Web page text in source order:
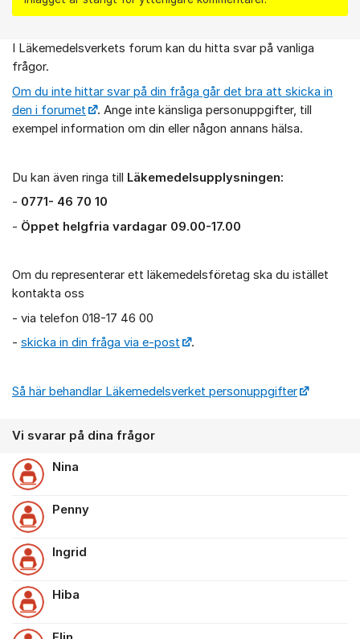
Om forumet
I Läkemedelsverkets forum kan du hitta svar på vanliga
frågor.
Om du inte hittar svar på din fråga går det bra att skicka in
den i forumet
. Ange inte känsliga personuppgifter, till
exempel information om din eller någon annans hälsa.
Du kan även ringa till Läkemedelsupplysningen:
- 0771- 46 70 10
- Öppet helgfria vardagar 09.00-17.00
Om du representerar ett läkemedelsföretag ska du istället
kontakta oss
- via telefon 018-17 46 00
- skicka in din fråga via e-post .
Så här behandlar Läkemedelsverket personuppgifter
Vi svarar på dina frågor
Nina
Penny
Ingrid
Hiba